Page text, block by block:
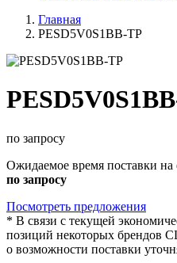
Главная
PESD5V0S1BB-TP
по запросу
Ожидаемое время поставки на
по запросу
Посмотреть предложения
* В связи с текущей
позиций некоторых
о возможности поставки